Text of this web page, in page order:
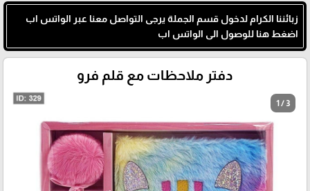
زبائننا الكرام لدخول قسم الجملة يرجى التواصل معنا عبر الواتس اب
اضغط هنا للوصول الى الواتس اب
دفتر ملاحظات مع قلم فرو
1 / 3